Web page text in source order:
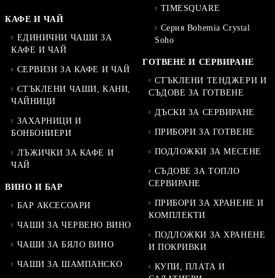
КАФЕ И ЧАЙ
ЕДИНИЧНИ ЧАШИ ЗА
КАФЕ И ЧАЙ
СЕРВИЗИ ЗА КАФЕ И ЧАЙ
СТЪКЛЕНИ ЧАШИ, КАНИ,
ЧАЙНИЦИ
ЗАХАРНИЦИ И
БОНБОНИЕРИ
ЛЪЖИЧКИ ЗА КАФЕ И
ЧАЙ
ВИНО И БАР
БАР АКСЕСОАРИ
ЧАШИ ЗА ЧЕРВЕНО ВИНО
ЧАШИ ЗА БЯЛО ВИНО
ЧАШИ ЗА ШАМПАНСКО
TIMESQUARE
Серия Bohemia Crystal
Soho
ГОТВЕНЕ И СЕРВИРАНЕ
СТЪКЛЕНИ ТЕНДЖЕРИ И
СЪДОВЕ ЗА ГОТВЕНЕ
ДЪСКИ ЗА СЕРВИРАНЕ
ПРИБОРИ ЗА ГОТВЕНЕ
ПОДЛОЖКИ ЗА МЕСЕНЕ
СЪДОВЕ ЗА ТОПЛО
СЕРВИРАНЕ
ПРИБОРИ ЗА ХРАНЕНЕ И
КОМПЛЕКТИ
ПОДЛОЖКИ ЗА ХРАНЕНЕ
И ПОКРИВКИ
КУПИ, ПЛАТА И